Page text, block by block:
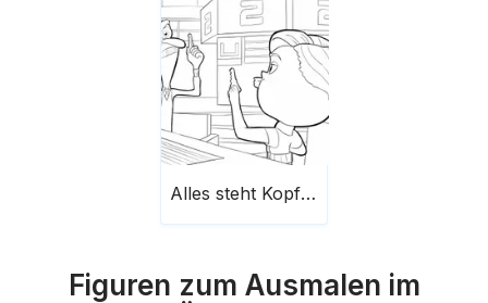
Alles steht Kopf Figuren 3
Figuren zum Ausmalen im